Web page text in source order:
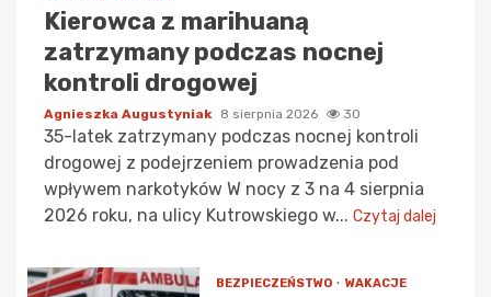
Kierowca z marihuaną
zatrzymany podczas nocnej
kontroli drogowej
Agnieszka Augustyniak 8 sierpnia 2026 30
35-latek zatrzymany podczas nocnej kontroli
drogowej z podejrzeniem prowadzenia pod
wpływem narkotyków W nocy z 3 na 4 sierpnia
2026 roku, na ulicy Kutrowskiego w... Czytaj dalej
BEZPIECZEŃSTWO WAKACJE